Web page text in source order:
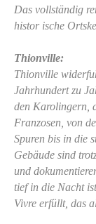
Das vollständig
histor ische
Thionville:
Thionville
Jahrhundert zu
den Karolingern,
Franzosen, von
Spuren bis in die
Gebäude sind
und
tief in die Nacht
Vivre erfüllt, das